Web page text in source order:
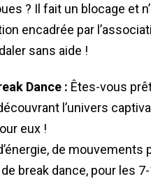
? Il fait un blocage et
encadrée par
sans aide !
Dance : Êtes-vous
l’univers
eux !
de
break dance, pour les